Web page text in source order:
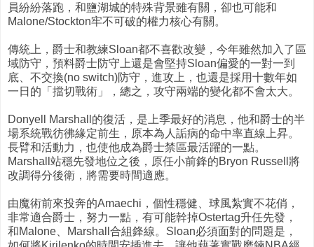
員紛紛落跑，和鹽湖城的特殊背景雖有關，卻也可能和
Malone/Stockton牢不可破的權力核心有關。
傳統上，爵士和教練Sloan都不喜歡改變，今年雖然加入了區
域防守，預料爵士防守上還是會堅持Sloan偏愛的一對一到
底、不交換(no switch)防守，進攻上，也還是採用十數年如
一日的「擋切戰術」，總之，攻守兩端的變化都不會太大。
Donyell Marshall的復活，是上季最好的消息，他和爵士的半
場系統戰彷彿緣定前生，原本為人詬病的命中率直線上昇。
長臂和活動力，也使他成為爵士禁區最活躍的一點。
Marshall站穩先發地位之後，原任小前鋒的Bryon Russell將
改調得分後衛，將需要時間適應。
由魔術前來投奔的Amaechi，個性穩健、球風紮實不花俏，
非常適合爵士，努力一點，有可能幹掉Ostertag升任先發，
和Malone、Marshall合組鋒線。Sloan必須面對的問題是，